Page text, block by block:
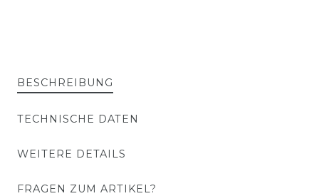
BESCHREIBUNG
TECHNISCHE DATEN
WEITERE DETAILS
FRAGEN ZUM ARTIKEL?